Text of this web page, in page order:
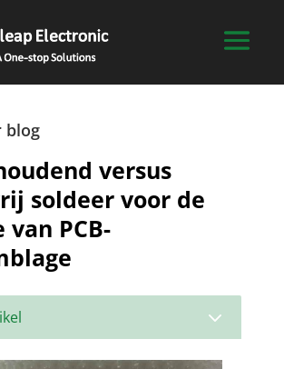
blog
versus
soldeer voor de
van PCB-
3